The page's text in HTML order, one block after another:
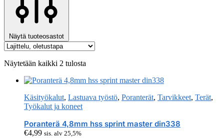
Näytä tuoteosastot
Näytetään kaikki 2 tulosta
Käsityökalut, Lastuava työstö, Poranterät, Tarvikkeet, Terät,
Työkalut ja koneet
Poranterä 4,8mm hss sprint master din338
€4,99 sis. alv 25,5%